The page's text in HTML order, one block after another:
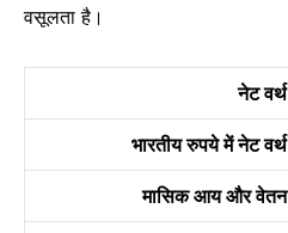
वसूलता है।
नेट वर्थ
भारतीय रुपये में नेट वर्थ
मासिक आय और वेतन